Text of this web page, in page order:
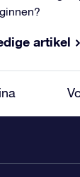
artikel